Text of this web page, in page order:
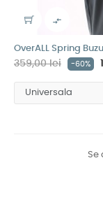

OverALL Spring
359,00 lei -60%
Se